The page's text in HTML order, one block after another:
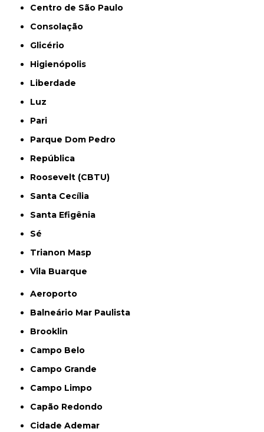
Centro de São Paulo
Consolação
Glicério
Higienópolis
Liberdade
Luz
Pari
Parque Dom Pedro
República
Roosevelt (CBTU)
Santa Cecília
Santa Efigênia
Sé
Trianon Masp
Vila Buarque
Aeroporto
Balneário Mar Paulista
Brooklin
Campo Belo
Campo Grande
Campo Limpo
Capão Redondo
Cidade Ademar